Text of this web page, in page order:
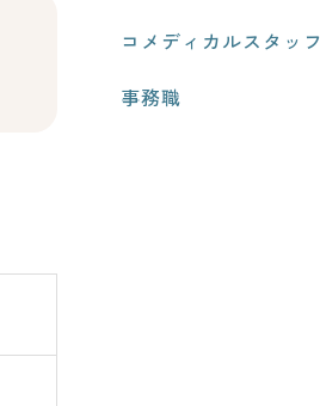
コメディカルスタッフ
事務職